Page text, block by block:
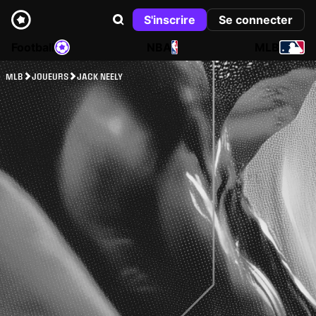
S'inscrire
Se connecter
NBA
MLB JOUEURS JACK NEELY